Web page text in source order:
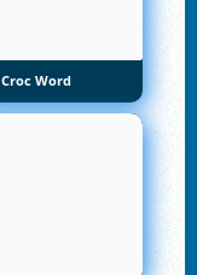
Croc Word